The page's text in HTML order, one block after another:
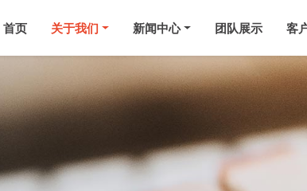
首页 关于我们 新闻中心 团队展示 客